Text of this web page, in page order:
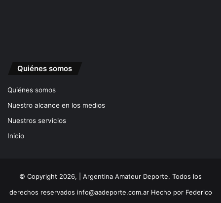
Quiénes somos
Quiénes somos
Nuestro alcance en los medios
Nuestros servicios
Inicio
© Copyright 2026, | Argentina Amateur Deporte. Todos los
derechos reservados info@aadeporte.com.arHecho por Federico